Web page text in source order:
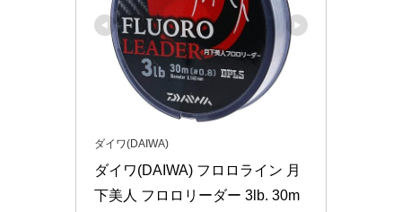
ダイワ(DAIWA)
ダイワ(DAIWA) フロロライン 月
下美人 フロロリーダー 3lb. 30m